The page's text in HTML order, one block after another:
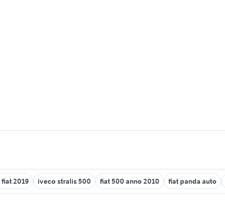
2019 iveco stralis 500 fiat 500 anno 2010 fiat panda auto